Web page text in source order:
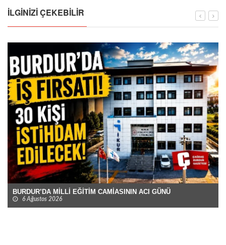
İLGINIZI ÇEKEBILIR
BURDUR’DA MİLLİ EĞİTİM CAMİASININ ACI GÜNÜ
6 Ağustos 2026